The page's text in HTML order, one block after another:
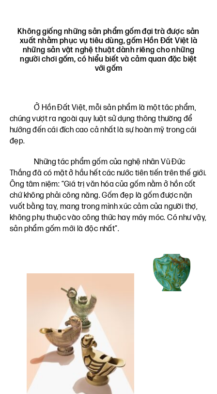
Không giống những sản phẩm gốm đại trà được sản
xuất nhằm phục vụ tiêu dùng, gốm Hồn Đất Việt là
những sản vật nghệ thuật dành riêng cho những
người chơi gốm, có hiểu biết và cảm quan đặc biệt
với gốm
Ở Hồn Đất Việt, mỗi sản phẩm là một tác phẩm,
chúng vượt ra ngoài quy luật sử dụng thông thường để
hướng đến cái đích cao cả nhất là sự hoàn mỹ trong cái
đẹp.
Những tác phẩm gốm của nghệ nhân Vũ Đức
Thắng đã có mặt ở hầu hết các nước tiên tiến trên thế giới.
Ông tâm niệm: “Giá trị văn hóa của gốm nằm ở hồn cốt
chứ không phải công năng. Gốm đẹp là gốm được nặn
vuốt bằng tay, mang trong mình xúc cảm của người thợ,
không phụ thuộc vào công thức hay máy móc. Có như vậy,
sản phẩm gốm mới là độc nhất”.